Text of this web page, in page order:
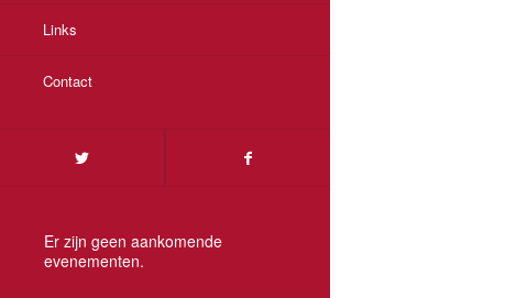
Links
Contact
Er zijn geen aankomende
evenementen.